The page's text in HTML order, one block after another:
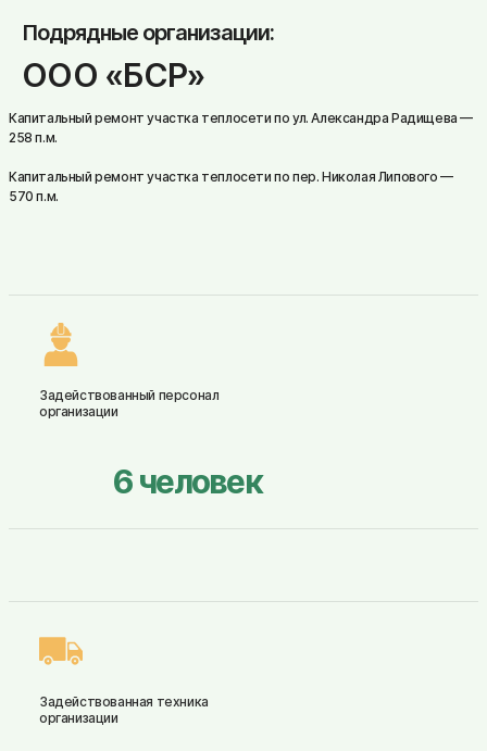
Подрядные организации:
ООО «БСР»
Капитальный ремонт участка теплосети по ул. Александра Радищева —
258 п.м.
Капитальный ремонт участка теплосети по пер. Николая Липового —
570 п.м.
Задействованный персонал
организации
6человек
Задействованная техника
организации